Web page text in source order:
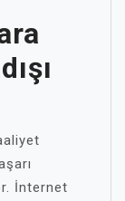
İnternet